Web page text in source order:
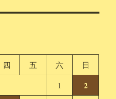
四 五 六
日
1
2